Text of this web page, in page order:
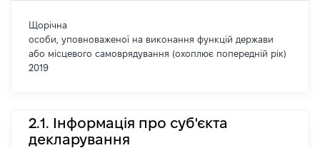
Щорічна
особи, уповноваженої на виконання функцій держави
або місцевого самоврядування (охоплює попередній рік)
2019
2.1. Інформація про суб'єкта
декларування